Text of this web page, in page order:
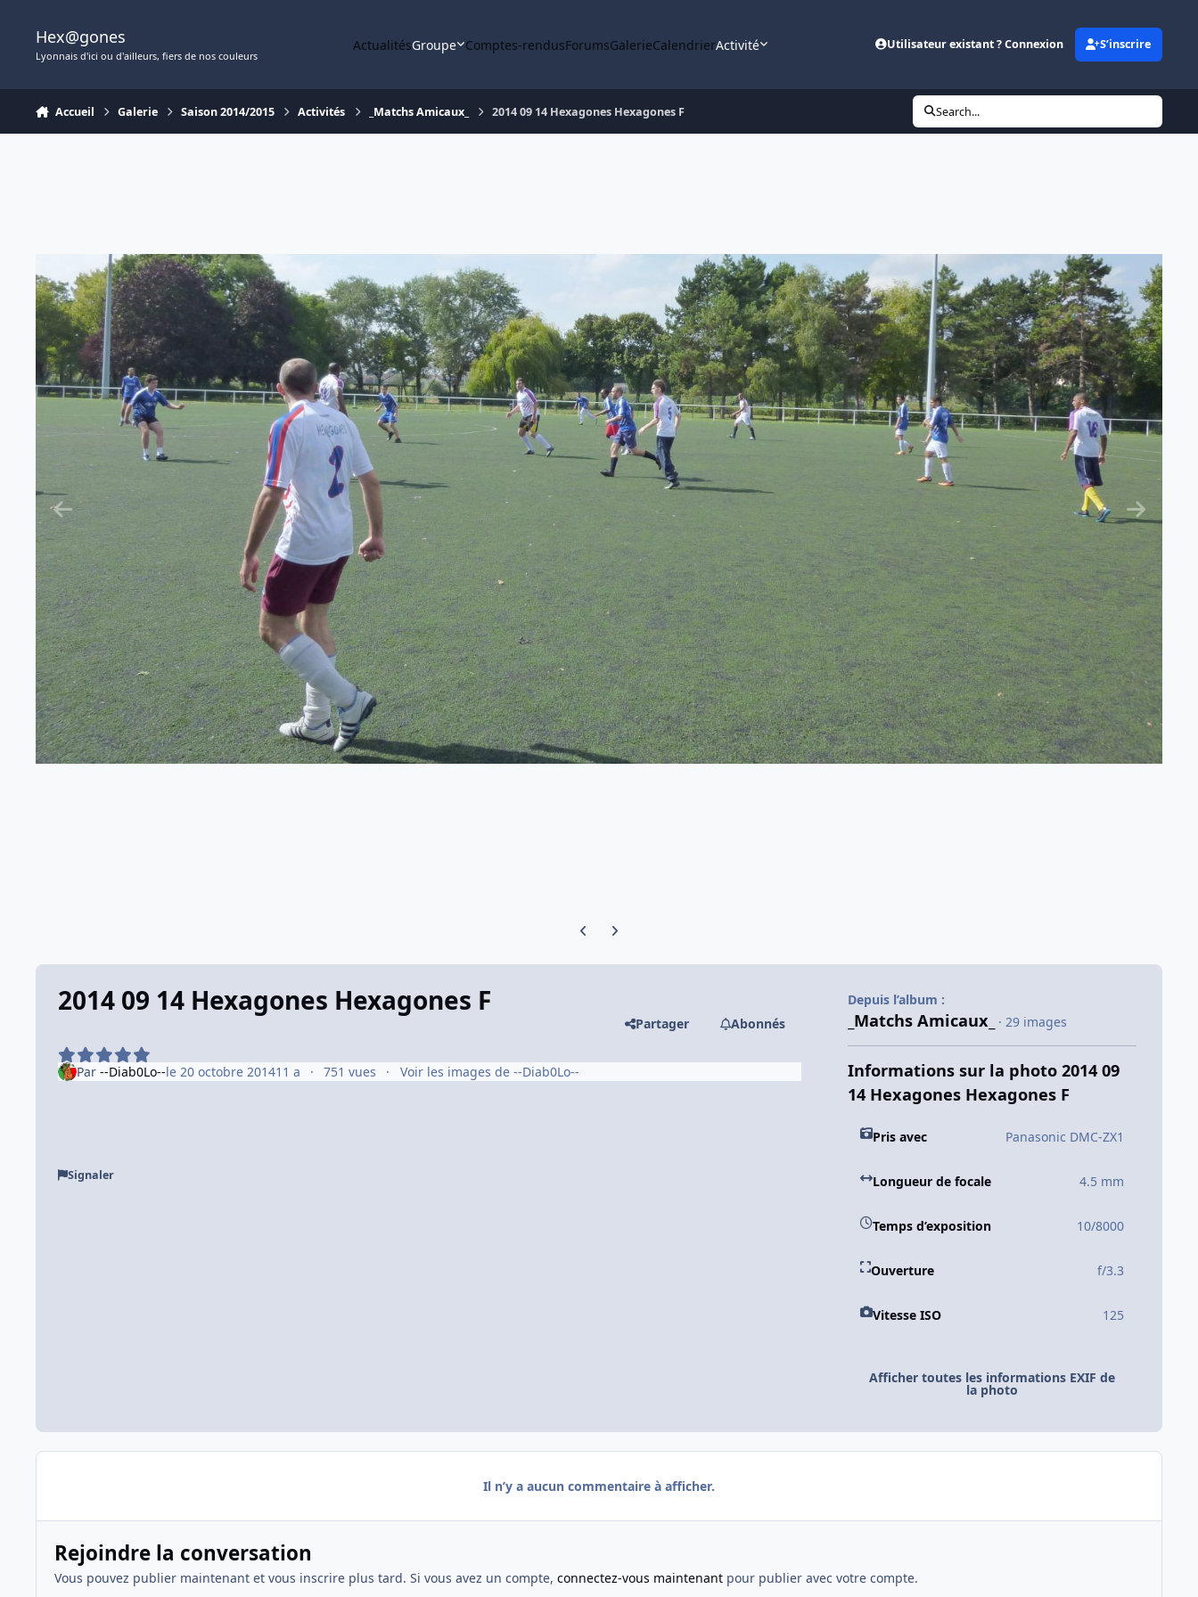
Hex@gones
Lyonnais d'ici ou d'ailleurs, fiers de nos couleurs
ActualitésGroupe Comptes-rendusForumsGalerieCalendrierActivité Utilisateur existant ? Connexion S’inscrire
Accueil Galerie Saison 2014/2015 Activités _Matchs Amicaux_ 2014 09 14 Hexagones Hexagones F Search...
Previous carousel slide
Next carousel slide
2014 09 14 Hexagones Hexagones F
Partager Abonnés
Par --Diab0Lo--le 20 octobre 201411 a 751 vues Voir les images de --Diab0Lo--
Signaler
Depuis l’album :
_Matchs Amicaux_ · 29 images
Informations sur la photo 2014 09
14 Hexagones Hexagones F
Pris avec Panasonic DMC-ZX1
Longueur de focale 4.5 mm
Temps d’exposition 10/8000
Ouverture f/3.3
Vitesse ISO 125
Afficher toutes les informations EXIF de
la photo
Il n’y a aucun commentaire à afficher.
Rejoindre la conversation
Vous pouvez publier maintenant et vous inscrire plus tard. Si vous avez un compte, connectez-vous maintenantpour publier avec votre compte.